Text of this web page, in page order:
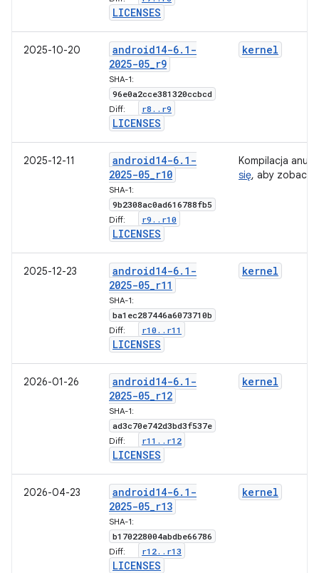
LICENSES
2025-10-20 android14-6. 1-
2025-05_r9
SHA-1:
96e0a2cce381320ccbcd
Diff: r8 . . r9
LICENSES
kernel
2025-12-11 android14-6. 1-
2025-05_r10
SHA-1:
9b2308ac0ad616788fb5
Diff: r9 . . r10
LICENSES
Kompilacja
się, aby
2025-12-23 android14-6. 1-
2025-05_r11
SHA-1:
ba1ec287446a6073710b
Diff: r10 . . r11
LICENSES
kernel
2026-01-26 android14-6. 1-
2025-05_r12
SHA-1:
ad3c70e742d3bd3f537e
Diff: r11 . . r12
LICENSES
kernel
2026-04-23 android14-6. 1-
2025-05_r13
SHA-1:
b170228004abdbe66786
Diff: r12. . r13
LICENSES
kernel